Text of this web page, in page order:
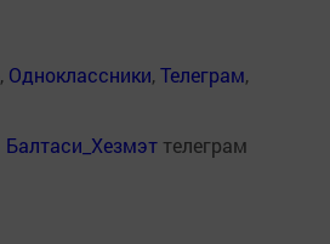
, Одноклассники,Телеграм,
Балтаси_Хезмэт телеграм